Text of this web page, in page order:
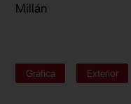
Millán
Gráfica Exterior